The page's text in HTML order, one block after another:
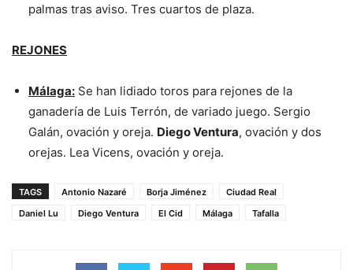
palmas tras aviso. Tres cuartos de plaza.
REJONES
Málaga: Se han lidiado toros para rejones de la
ganadería de Luis Terrón, de variado juego. Sergio
Galán, ovación y oreja. Diego Ventura, ovación y dos
orejas. Lea Vicens, ovación y oreja.
TAGS Antonio Nazaré Borja Jiménez
Ciudad Real
Daniel Lu
Diego Ventura El Cid Málaga Tafalla